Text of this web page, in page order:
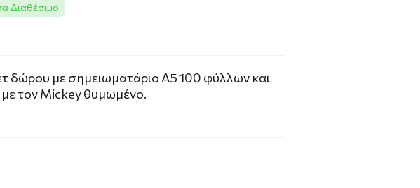
Διαθέσιμο
δώρου με σημειωματάριο A5 100 φύλλων και
τον Mickey θυμωμένο.